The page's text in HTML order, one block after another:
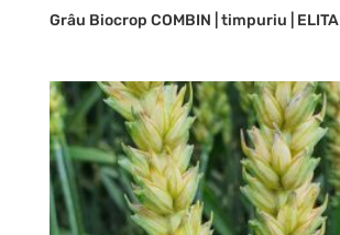
Grâu Biocrop COMBIN | timpuriu | ELITA